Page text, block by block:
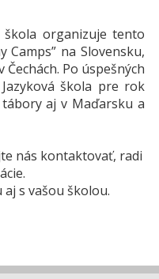
škola organizuje tento
Camps” na Slovensku,
Po úspešných
škola pre rok
aj v Maďarsku a
nás kontaktovať, radi
s vašou školou.